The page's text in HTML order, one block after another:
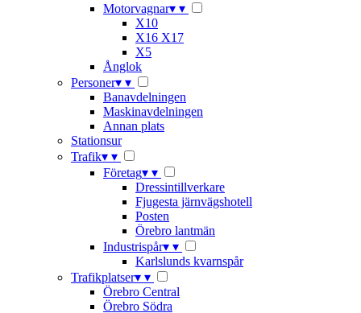
Motorvagnar▾ ▾
X10
X16 X17
X5
Ånglok
Personer▾ ▾
Banavdelningen
Maskinavdelningen
Annan plats
Stationsur
Trafik▾ ▾
Företag▾ ▾
Dressintillverkare
Fjugesta järnvägshotell
Posten
Örebro lantmän
Industrispår▾ ▾
Karlslunds kvarnspår
Trafikplatser▾ ▾
Örebro Central
Örebro Södra